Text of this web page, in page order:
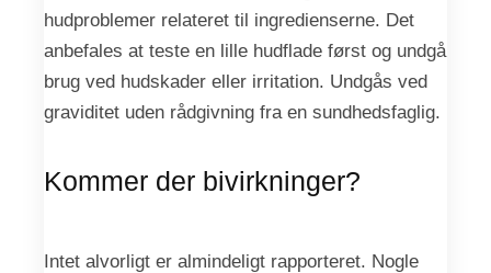
hudproblemer relateret til ingredienserne. Det
anbefales at teste en lille hudflade først og undgå
brug ved hudskader eller irritation. Undgås ved
graviditet uden rådgivning fra en sundhedsfaglig.
Kommer der bivirkninger?
Intet alvorligt er almindeligt rapporteret. Nogle